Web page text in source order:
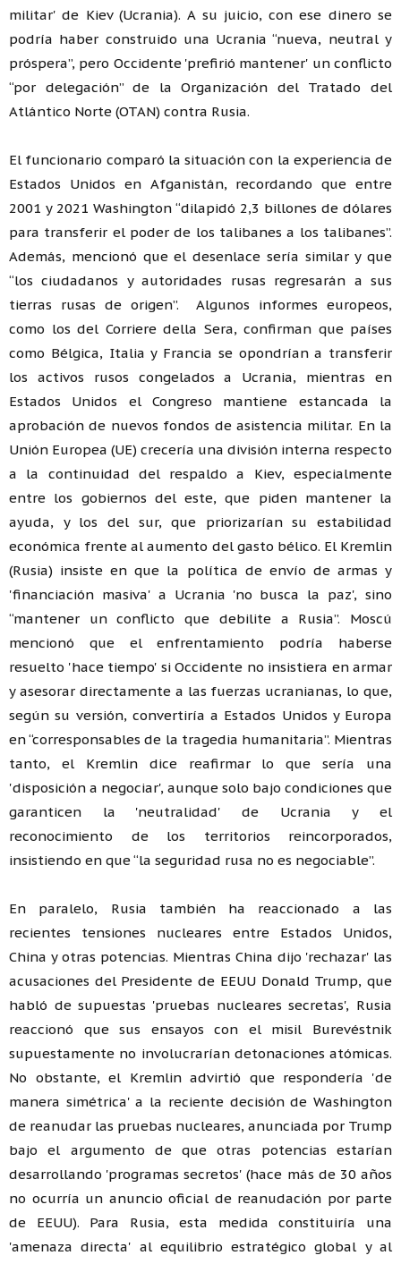
militar' de Kiev (Ucrania). A su juicio, con ese dinero se
podría haber construido una Ucrania “nueva, neutral y
próspera”, pero Occidente 'prefirió mantener' un conflicto
“por delegación” de la Organización del Tratado del
Atlántico Norte (OTAN) contra Rusia.
El funcionario comparó la situación con la experiencia de
Estados Unidos en Afganistán, recordando que entre
2001 y 2021 Washington “dilapidó 2,3 billones de dólares
para transferir el poder de los talibanes a los talibanes”.
Además, mencionó que el desenlace sería similar y que
“los ciudadanos y autoridades rusas regresarán a sus
tierras rusas de origen”. Algunos informes europeos,
como los del Corriere della Sera, confirman que países
como Bélgica, Italia y Francia se opondrían a transferir
los activos rusos congelados a Ucrania, mientras en
Estados Unidos el Congreso mantiene estancada la
aprobación de nuevos fondos de asistencia militar. En la
Unión Europea (UE) crecería una división interna respecto
a la continuidad del respaldo a Kiev, especialmente
entre los gobiernos del este, que piden mantener la
ayuda, y los del sur, que priorizarían su estabilidad
económica frente al aumento del gasto bélico. El Kremlin
(Rusia) insiste en que la política de envío de armas y
'financiación masiva' a Ucrania 'no busca la paz', sino
“mantener un conflicto que debilite a Rusia”. Moscú
mencionó que el enfrentamiento podría haberse
resuelto 'hace tiempo' si Occidente no insistiera en armar
y asesorar directamente a las fuerzas ucranianas, lo que,
según su versión, convertiría a Estados Unidos y Europa
en “corresponsables de la tragedia humanitaria”. Mientras
tanto, el Kremlin dice reafirmar lo que sería una
'disposición a negociar', aunque solo bajo condiciones que
garanticen la 'neutralidad' de Ucrania y el
reconocimiento de los territorios reincorporados,
insistiendo en que “la seguridad rusa no es negociable”.
En paralelo, Rusia también ha reaccionado a las
recientes tensiones nucleares entre Estados Unidos,
China y otras potencias. Mientras China dijo 'rechazar' las
acusaciones del Presidente de EEUU Donald Trump, que
habló de supuestas 'pruebas nucleares secretas', Rusia
reaccionó que sus ensayos con el misil Burevéstnik
supuestamente no involucrarían detonaciones atómicas.
No obstante, el Kremlin advirtió que respondería 'de
manera simétrica' a la reciente decisión de Washington
de reanudar las pruebas nucleares, anunciada por Trump
bajo el argumento de que otras potencias estarían
desarrollando 'programas secretos' (hace más de 30 años
no ocurría un anuncio oficial de reanudación por parte
de EEUU). Para Rusia, esta medida constituiría una
'amenaza directa' al equilibrio estratégico global y al